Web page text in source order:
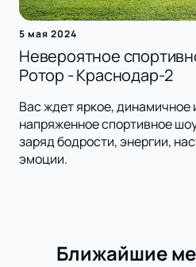
5 мая 2024
Невероятное
Ротор - Краснодар-2
Вас ждет яркое, динамичное
напряженное спортивное
заряд бодрости, энергии,
эмоции.
Ближайшие